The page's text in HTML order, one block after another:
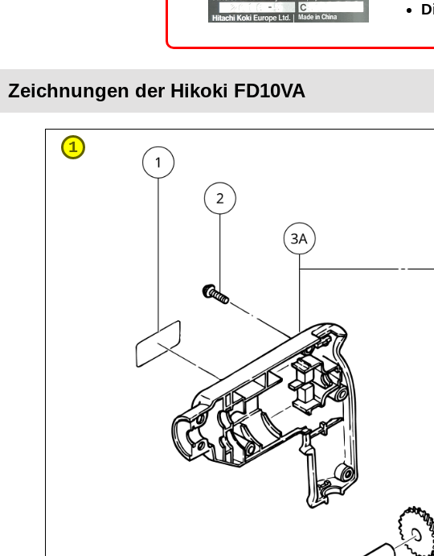
Zeichnungen der Hikoki FD10VA
1